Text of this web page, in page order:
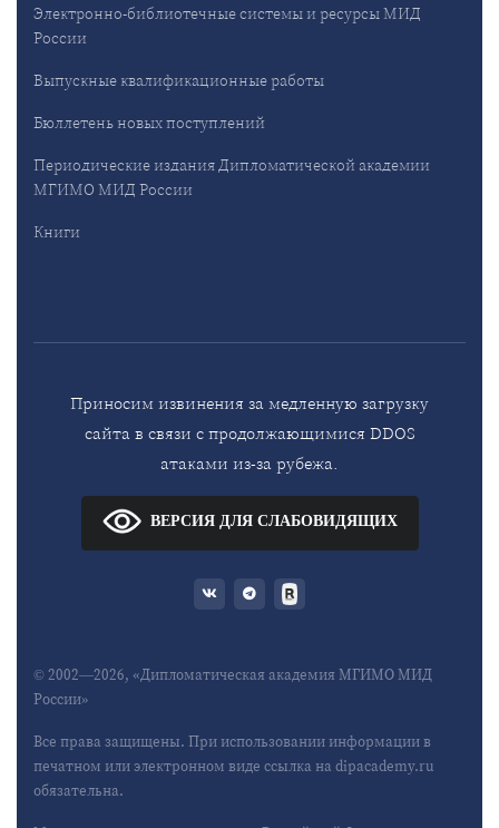
Электронно-библиотечные системы и ресурсы МИД
России
Выпускные квалификационные работы
Бюллетень новых поступлений
Периодические издания Дипломатической академии
МГИМО МИД России
Книги
Приносим извинения за медленную загрузку
сайта в связи с продолжающимися DDOS
атаками из-за рубежа.
ВЕРСИЯ ДЛЯ СЛАБОВИДЯЩИХ
© 2002—2026, «Дипломатическая академия МГИМО МИД
России»
Все права защищены. При использовании информации в
печатном или электронном виде ссылка на dipacademy.ru
обязательна.